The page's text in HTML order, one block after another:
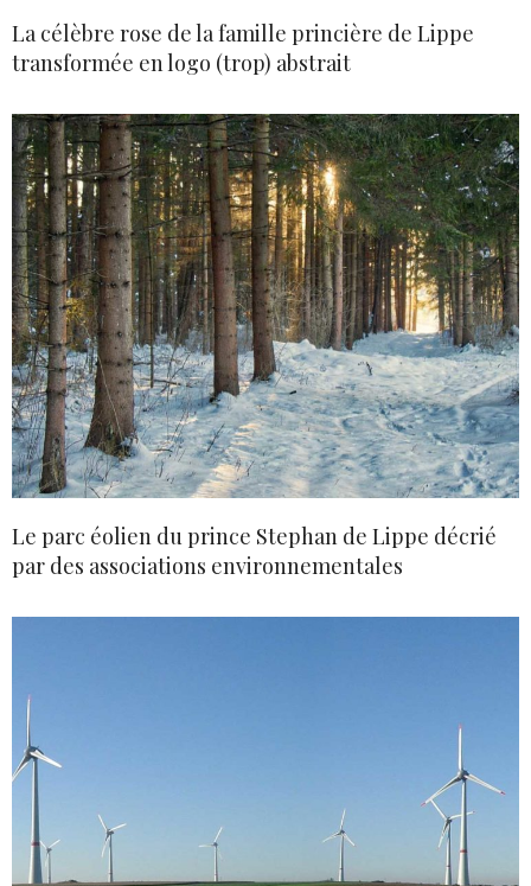
La célèbre rose de la famille princière de Lippe
transformée en logo (trop) abstrait
Le parc éolien du prince Stephan de Lippe décrié
par des associations environnementales